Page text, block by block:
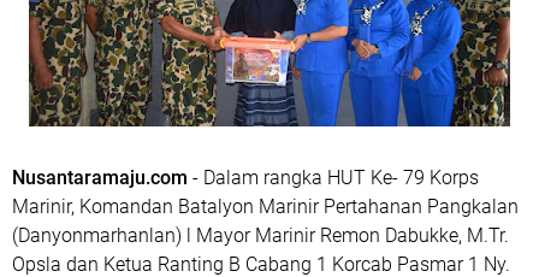
Nusantaramaju.com - Dalam rangka HUT Ke- 79 Korps
Marinir, Komandan Batalyon Marinir Pertahanan Pangkalan
(Danyonmarhanlan) l Mayor Marinir Remon Dabukke, M.Tr.
Opsla dan Ketua Ranting B Cabang 1 Korcab Pasmar 1 Ny.